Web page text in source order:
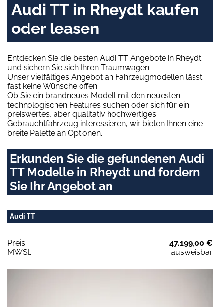
Audi TT in Rheydt kaufen
oder leasen
Entdecken Sie die besten Audi TT Angebote in Rheydt
und sichern Sie sich Ihren Traumwagen.
Unser vielfältiges Angebot an Fahrzeugmodellen lässt
fast keine Wünsche offen.
Ob Sie ein brandneues Modell mit den neuesten
technologischen Features suchen oder sich für ein
preiswertes, aber qualitativ hochwertiges
Gebrauchtfahrzeug interessieren, wir bieten Ihnen eine
breite Palette an Optionen.
Erkunden Sie die gefundenen Audi
TT Modelle in Rheydt und fordern
Sie Ihr Angebot an
Audi TT
Preis:
47.199,00 €
MWSt:
ausweisbar